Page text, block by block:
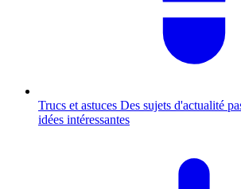
Trucs et astuces Des sujets d'actualité
idées intéressantes